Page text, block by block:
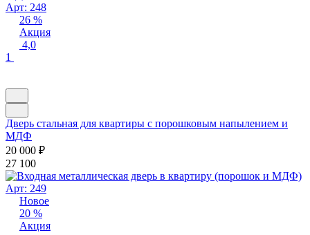
Арт: 248
26 %
Акция
4,0
1
Дверь стальная для квартиры с порошковым напылением и
МДФ
20 000 ₽
27 100
Арт: 249
Новое
20 %
Акция